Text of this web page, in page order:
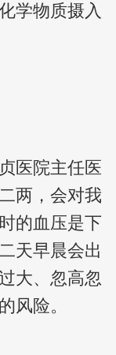
学物质摄入
医院主任医
两，会对我
的血压是下
天早晨会出
大、忽高忽
风险。